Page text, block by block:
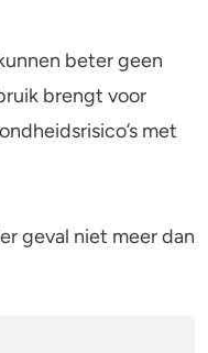
berekenen
beter geen
brengt voor
met
geval niet meer dan